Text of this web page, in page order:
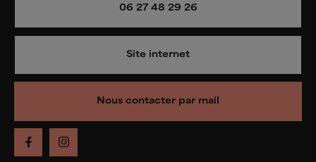
06 27 48 29 26
Site internet
Nous contacter par mail